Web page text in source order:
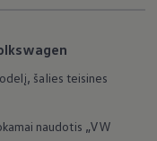
šalies teisines
naudotis „VW